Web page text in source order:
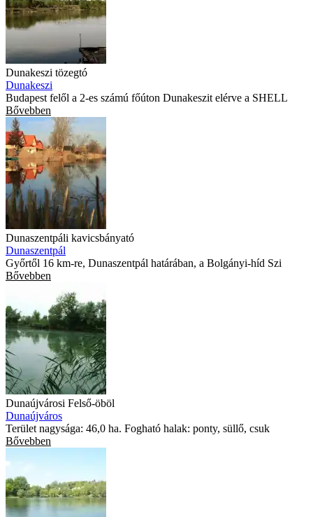
Dunakeszi tözegtó
Dunakeszi
Budapest felől a 2-es számú főúton Dunakeszit elérve a SHELL
Bővebben
Dunaszentpáli kavicsbányató
Dunaszentpál
Győrtől 16 km-re, Dunaszentpál határában, a Bolgányi-híd Szi
Bővebben
Dunaújvárosi Felső-öböl
Dunaújváros
Terület nagysága: 46,0 ha. Fogható halak: ponty, süllő, csuk
Bővebben